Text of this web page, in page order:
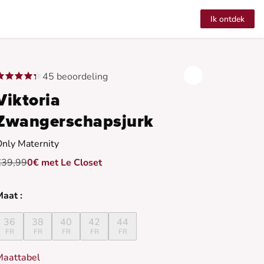
Ik ontdek
45 beoordeling
Maternity
0€ met Le Closet
:
36
FR
38
FR
40
FR
42
FR
44
FR